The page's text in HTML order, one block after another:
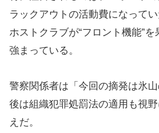
ラックアウトの活動費になってい
ホストクラブが“フロント機能”
強まっている。
警察関係者は「今回の摘発は氷
後は組織犯罪処罰法の適用も視
えだ。